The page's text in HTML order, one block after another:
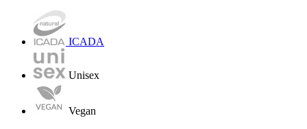
ICADA
Unisex
Vegan